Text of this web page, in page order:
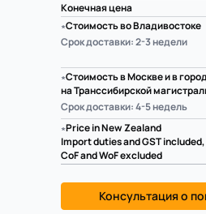
Конечная цена
∗Стоимость во Владивостоке
Срок доставки: 2-3 недели
∗Стоимость в Москве и в
на Транссибирской
Срок доставки: 4-5 недель
∗Price in New Zealand
Import duties and GST included,
CoF and WoF excluded
Консультация о